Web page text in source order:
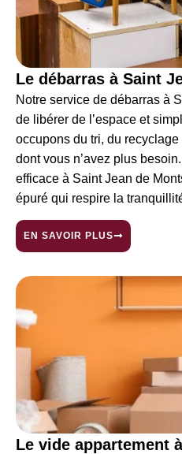
Le débarras à Saint
Notre service de débarras à
de libérer de l’espace et
occupons du tri, du
dont vous n’avez plus
efficace à Saint Jean de
épuré qui respire la
EN SAVOIR PLUS
Le vide appartement